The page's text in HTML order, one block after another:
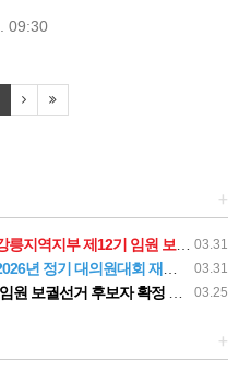
09:30
+
03.31
제12기 임원 보궐선거결과 공고
03.31
정기 대의원대회 재소집 건
03.25
보궐선거 후보자 확정 공고
+